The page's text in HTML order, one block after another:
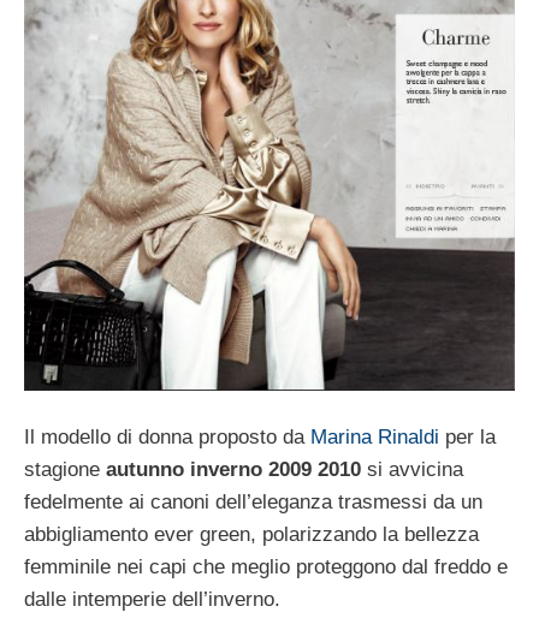
Il modello di donna proposto da Marina Rinaldi per la
stagione autunno inverno 2009 2010 si avvicina
fedelmente ai canoni dell’eleganza trasmessi da un
abbigliamento ever green, polarizzando la bellezza
femminile nei capi che meglio proteggono dal freddo e
dalle intemperie dell’inverno.